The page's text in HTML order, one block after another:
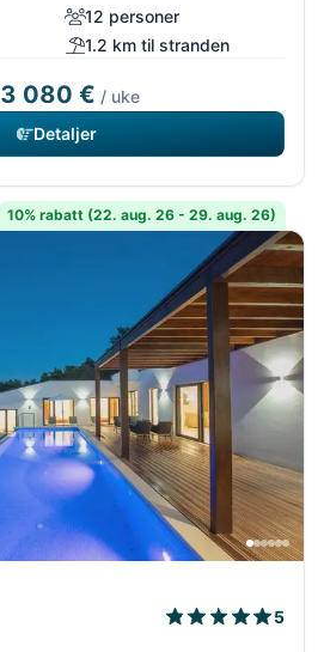
12 personer
1.2 km til stranden
3 080 € / uke
Detaljer
10% rabatt (22. aug. 26 - 29. aug. 26)
5